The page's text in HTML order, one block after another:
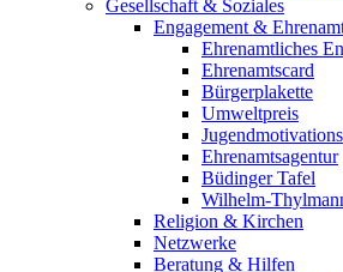
Gesellschaft & Soziales
Engagement &
Ehrenamtliches
Ehrenamtscard
Bürgerplakette
Umweltpreis
Ehrenamtsagentur
Büdinger Tafel
Wilhelm-
Religion & Kirchen
Netzwerke
Beratung & Hilfen